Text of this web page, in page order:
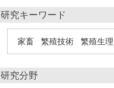
研究キーワード
家畜 繁殖技術 繁殖生理
研究分野